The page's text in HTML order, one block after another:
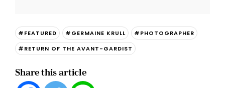
#FEATURED #GERMAINE KRULL
#PHOTOGRAPHER
#RETURN OF THE AVANT-GARDIST
Share this article